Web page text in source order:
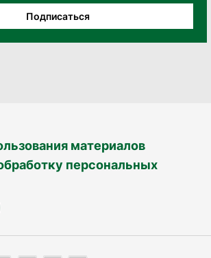
Подписаться
материалов
персональных